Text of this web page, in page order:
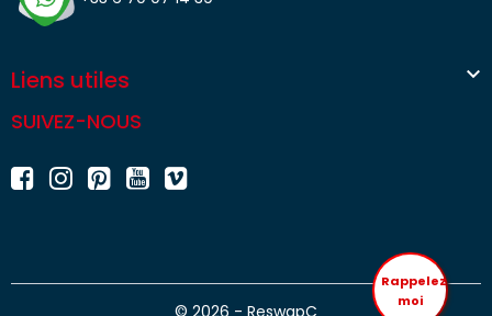
Liens utiles 
SUIVEZ-NOUS
© 2026 - ReswapC
Rappelez
moi